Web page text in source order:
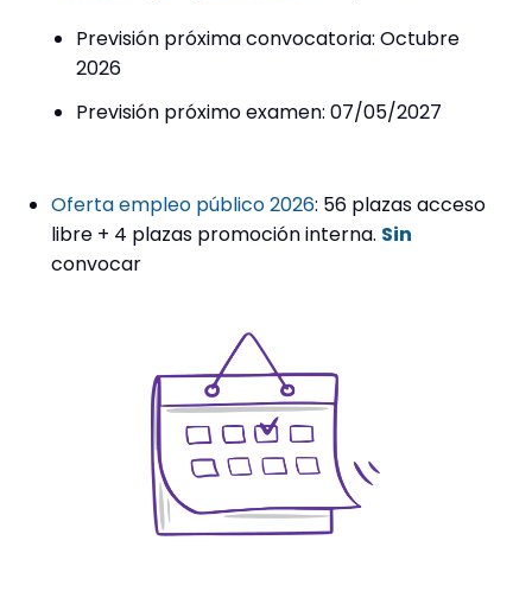
Previsión próxima convocatoria: Octubre
2026
Previsión próximo examen: 07/05/2027
Oferta empleo público 2026: 56 plazas acceso
libre + 4 plazas promoción interna. Sin
convocar